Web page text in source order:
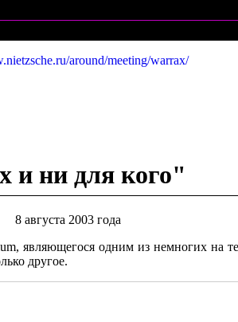
around/meeting/warrax/
ни для кого"
8 августа 2003 года
являющегося одним из немногих
другое.